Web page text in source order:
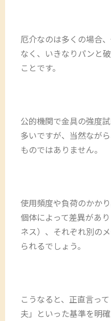
厄介なのは多くの場合
なく、いきなりパンと
ことです。
公的機関で金具の強度
多いですが、当然なが
ものではありません。
使用頻度や負荷のかか
個体によって差異があ
ネス）、それぞれ別の
られるでしょう。
こうなると、正直言っ
夫」といった基準を明